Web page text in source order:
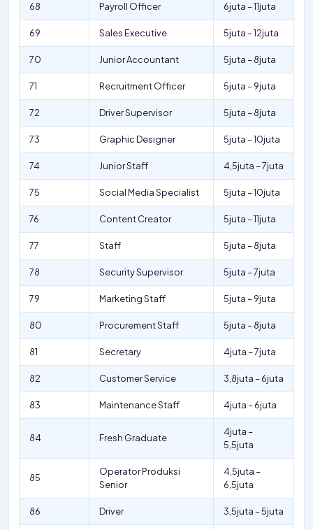
68 Payroll Officer 6juta – 11juta
69 Sales Executive 5juta – 12juta
70 Junior Accountant 5juta – 8juta
71 Recruitment Officer 5juta – 9juta
72 Driver Supervisor 5juta – 8juta
73 Graphic Designer 5juta – 10juta
74 Junior Staff 4,5juta – 7juta
75 Social Media Specialist 5juta – 10juta
76 Content Creator 5juta – 11juta
77 Staff 5juta – 8juta
78 Security Supervisor 5juta – 7juta
79 Marketing Staff 5juta – 9juta
80 Procurement Staff 5juta – 8juta
81 Secretary 4juta – 7juta
82 Customer Service 3,8juta – 6juta
83 Maintenance Staff 4juta – 6juta
84 Fresh Graduate
4juta –
5,5juta
85
Operator Produksi
Senior
4,5juta –
6,5juta
86 Driver 3,5juta – 5juta